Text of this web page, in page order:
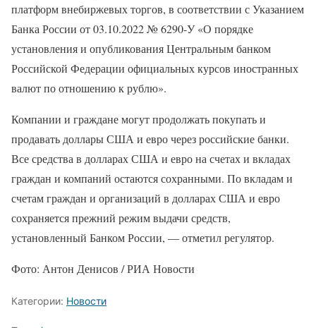
платформ внебиржевых торгов, в соответствии с Указанием
Банка России от 03.10.2022 № 6290-У «О порядке
установления и опубликования Центральным банком
Российской Федерации официальных курсов иностранных
валют по отношению к рублю».
Компании и граждане могут продолжать покупать и
продавать доллары США и евро через российские банки.
Все средства в долларах США и евро на счетах и вкладах
граждан и компаний остаются сохранными. По вкладам и
счетам граждан и организаций в долларах США и евро
сохраняется прежний режим выдачи средств,
установленный Банком России, — отметил регулятор.
Фото: Антон Денисов / РИА Новости
Категории: Новости